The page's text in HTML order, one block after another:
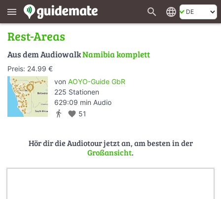
menu search language
Rest-Areas
Aus dem AudiowalkNamibia komplett
Preis: 24.99 €
von AOYO-Guide GbR
225 Stationen
629:09 min Audio
directions_walk favorite 51
Hör dir die Audiotour jetzt an, am besten in der
Großansicht.